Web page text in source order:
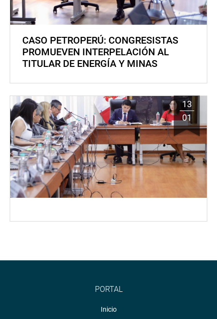
CASO PETROPERÚ: CONGRESISTAS
PROMUEVEN INTERPELACIÓN AL
TITULAR DE ENERGÍA Y MINAS
13
01
PORTAL
Inicio